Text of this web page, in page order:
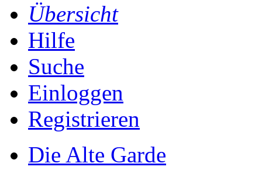
Übersicht
Hilfe
Suche
Einloggen
Registrieren
Die Alte Garde